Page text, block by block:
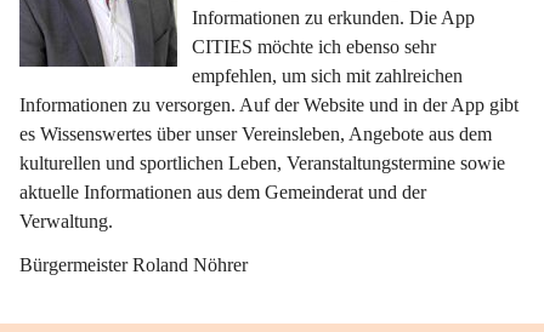
Informationen zu erkunden. Die App
CITIES möchte ich ebenso sehr
empfehlen, um sich mit zahlreichen
Informationen zu versorgen. Auf der Website und in der App gibt
es Wissenswertes über unser Vereinsleben, Angebote aus dem
kulturellen und sportlichen Leben, Veranstaltungstermine sowie
aktuelle Informationen aus dem Gemeinderat und der
Verwaltung.
Bürgermeister Roland Nöhrer